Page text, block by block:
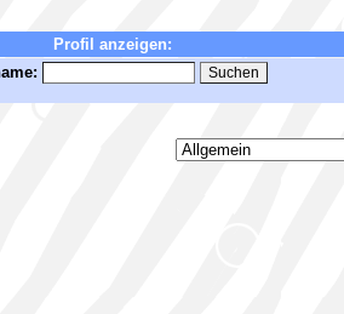
Profil anzeigen: